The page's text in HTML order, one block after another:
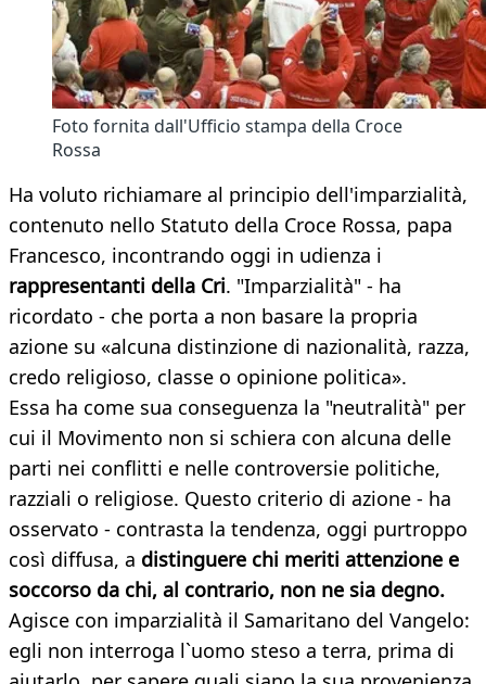
Foto fornita dall'Ufficio stampa della Croce
Rossa
Ha voluto richiamare al principio dell'imparzialità,
contenuto nello Statuto della Croce Rossa, papa
Francesco, incontrando oggi in udienza i
rappresentanti della Cri. "Imparzialità" - ha
ricordato - che porta a non basare la propria
azione su «alcuna distinzione di nazionalità, razza,
credo religioso, classe o opinione politica».
Essa ha come sua conseguenza la "neutralità" per
cui il Movimento non si schiera con alcuna delle
parti nei conflitti e nelle controversie politiche,
razziali o religiose. Questo criterio di azione - ha
osservato - contrasta la tendenza, oggi purtroppo
così diffusa, a distinguere chi meriti attenzione e
soccorso da chi, al contrario, non ne sia degno.
Agisce con imparzialità il Samaritano del Vangelo:
egli non interroga l`uomo steso a terra, prima di